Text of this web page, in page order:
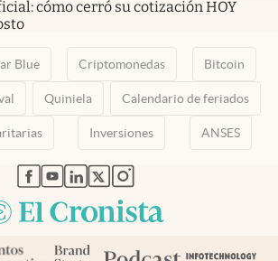
cómo cerró su cotización HOY
Blue Criptomonedas Bitcoin
Quiniela Calendario de feriados
Inversiones ANSES
abre en nueva pestaña
abre en nueva pestaña
abre en nueva pestaña
abre en nueva pestaña
abre en nueva pestaña